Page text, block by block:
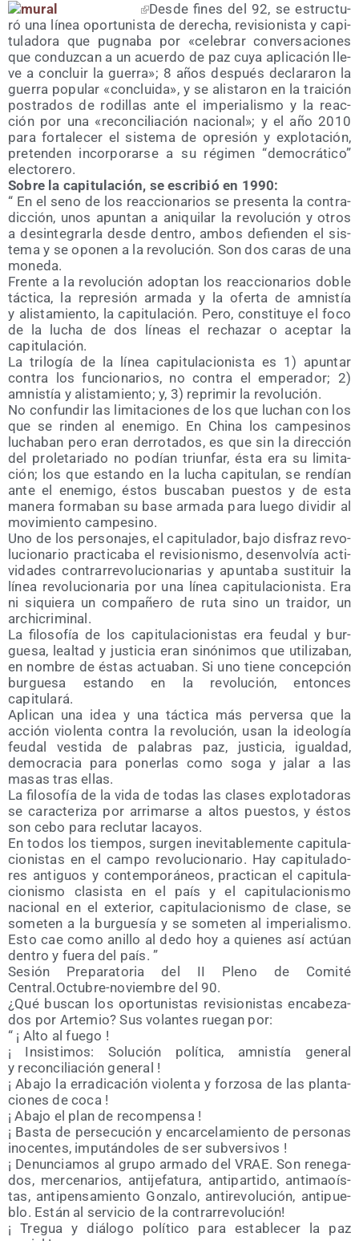
Des­de fines del 92, se estruc­tu­
ró una línea opor­tu­nis­ta de dere­cha, revi­sio­nis­ta y capi­
tu­la­do­ra que pug­na­ba por «cele­brar con­ver­sa­cio­nes
que con­duz­can a un acuer­do de paz cuya apli­ca­ción lle­
ve a con­cluir la gue­rra»; 8 años des­pués decla­ra­ron la
gue­rra popu­lar «con­clui­da», y se alis­ta­ron en la trai­ción
pos­tra­dos de rodi­llas ante el impe­ria­lis­mo y la reac­
ción por una «recon­ci­lia­ción nacio­nal»; y el año 2010
para for­ta­le­cer el sis­te­ma de opre­sión y explo­ta­ción,
pre­ten­den incor­po­rar­se a su régi­men “demo­crá­ti­co”
electorero.
Sobre la capi­tu­la­ción, se escri­bió en 1990:
“ En el seno de los reac­cio­na­rios se pre­sen­ta la con­tra­
dic­ción, unos apun­tan a ani­qui­lar la revo­lu­ción y otros
a desin­te­grar­la des­de den­tro, ambos defien­den el sis­
te­ma y se opo­nen a la revo­lu­ción. Son dos caras de una
moneda.
Fren­te a la revo­lu­ción adop­tan los reac­cio­na­rios doble
tác­ti­ca, la repre­sión arma­da y la ofer­ta de amnis­tía
y alis­ta­mien­to, la capi­tu­la­ción. Pero, cons­ti­tu­ye el foco
de la lucha de dos líneas el recha­zar o acep­tar la
capitulación.
La tri­lo­gía de la línea capi­tu­la­cio­nis­ta es 1) apun­tar
con­tra los fun­cio­na­rios, no con­tra el empe­ra­dor; 2)
amnis­tía y alis­ta­mien­to; y, 3) repri­mir la revolución.
No con­fun­dir las limi­ta­cio­nes de los que luchan con los
que se rin­den al enemi­go. En Chi­na los cam­pe­si­nos
lucha­ban pero eran derro­ta­dos, es que sin la direc­ción
del pro­le­ta­ria­do no podían triun­far, ésta era su limi­ta­
ción; los que estan­do en la lucha capi­tu­lan, se ren­dían
ante el enemi­go, éstos bus­ca­ban pues­tos y de esta
mane­ra for­ma­ban su base arma­da para lue­go divi­dir al
movi­mien­to campesino.
Uno de los per­so­na­jes, el capi­tu­la­dor, bajo dis­fraz revo­
lu­cio­na­rio prac­ti­ca­ba el revi­sio­nis­mo, des­en­vol­vía acti­
vi­da­des con­tra­rre­vo­lu­cio­na­rias y apun­ta­ba sus­ti­tuir la
línea revo­lu­cio­na­ria por una línea capi­tu­la­cio­nis­ta. Era
ni siquie­ra un com­pa­ñe­ro de ruta sino un trai­dor, un
archicriminal.
La filo­so­fía de los capi­tu­la­cio­nis­tas era feu­dal y bur­
gue­sa, leal­tad y jus­ti­cia eran sinó­ni­mos que uti­li­za­ban,
en nom­bre de éstas actua­ban. Si uno tie­ne con­cep­ción
bur­gue­sa estan­do en la revo­lu­ción, enton­ces
capitulará.
Apli­can una idea y una tác­ti­ca más per­ver­sa que la
acción vio­len­ta con­tra la revo­lu­ción, usan la ideo­lo­gía
feu­dal ves­ti­da de pala­bras paz, jus­ti­cia, igual­dad,
demo­cra­cia para poner­las como soga y jalar a las
masas tras ellas.
La filo­so­fía de la vida de todas las cla­ses explo­ta­do­ras
se carac­te­ri­za por arri­mar­se a altos pues­tos, y éstos
son cebo para reclu­tar lacayos.
En todos los tiem­pos, sur­gen inevi­ta­ble­men­te capi­tu­la­
cio­nis­tas en el cam­po revo­lu­cio­na­rio. Hay capi­tu­la­do­
res anti­guos y con­tem­po­rá­neos, prac­ti­can el capi­tu­la­
cio­nis­mo cla­sis­ta en el país y el capi­tu­la­cio­nis­mo
nacio­nal en el exte­rior, capi­tu­la­cio­nis­mo de cla­se, se
some­ten a la bur­gue­sía y se some­ten al impe­ria­lis­mo.
Esto cae como ani­llo al dedo hoy a quie­nes así actúan
den­tro y fue­ra del país. ”
Sesión Pre­pa­ra­to­ria del II Pleno de Comi­té
Central.Octubre-noviembre del 90.
¿Qué bus­can los opor­tu­nis­tas revi­sio­nis­tas enca­be­za­
dos por Arte­mio? Sus volan­tes rue­gan por:
“ ¡ Alto al fuego !
¡ Insis­ti­mos: Solu­ción polí­ti­ca, amnis­tía gene­ral
y recon­ci­lia­ción general !
¡ Aba­jo la erra­di­ca­ción vio­len­ta y for­zo­sa de las plan­ta­
cio­nes de coca !
¡ Aba­jo el plan de recompensa !
¡ Bas­ta de per­se­cu­ción y encar­ce­la­mien­to de per­so­nas
ino­cen­tes, impu­tán­do­les de ser subversivos !
¡ Denun­cia­mos al gru­po arma­do del VRAE. Son rene­ga­
dos, mer­ce­na­rios, anti­je­fa­tu­ra, anti­par­ti­do, anti­maoís­
tas, anti­pen­sa­mien­to Gon­za­lo, anti­re­vo­lu­ción, anti­pue­
blo. Están al ser­vi­cio de la contrarrevolución!
¡ Tre­gua y diá­lo­go polí­ti­co para esta­ble­cer la paz